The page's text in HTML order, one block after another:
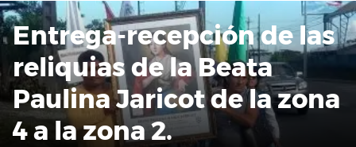
Entrega-recepción de las
reliquias de la Beata
Paulina Jaricot de la zona
4 a la zona 2.